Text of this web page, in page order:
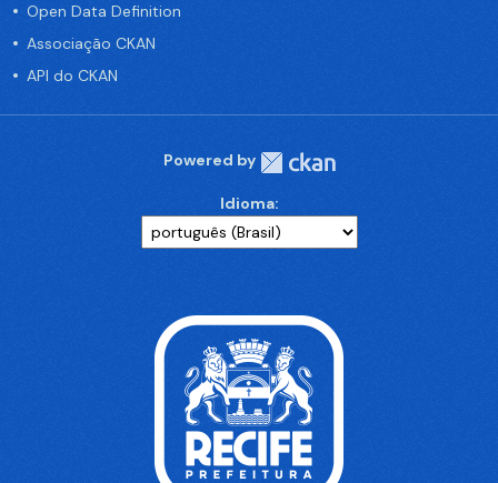
Open Data Definition
Associação CKAN
API do CKAN
Powered by
Idioma